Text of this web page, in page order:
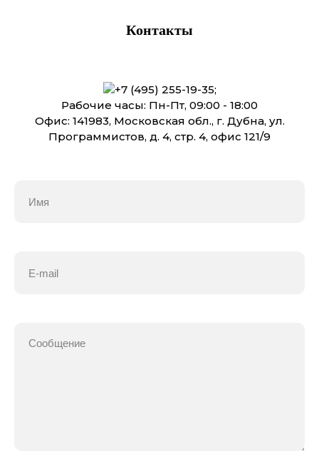
Контакты
+7 (495) 255-19-35;
Рабочие часы: Пн-Пт, 09:00 - 18:00
Офис: 141983, Московская обл., г. Дубна, ул.
Программистов, д. 4, стр. 4, офис 121/9